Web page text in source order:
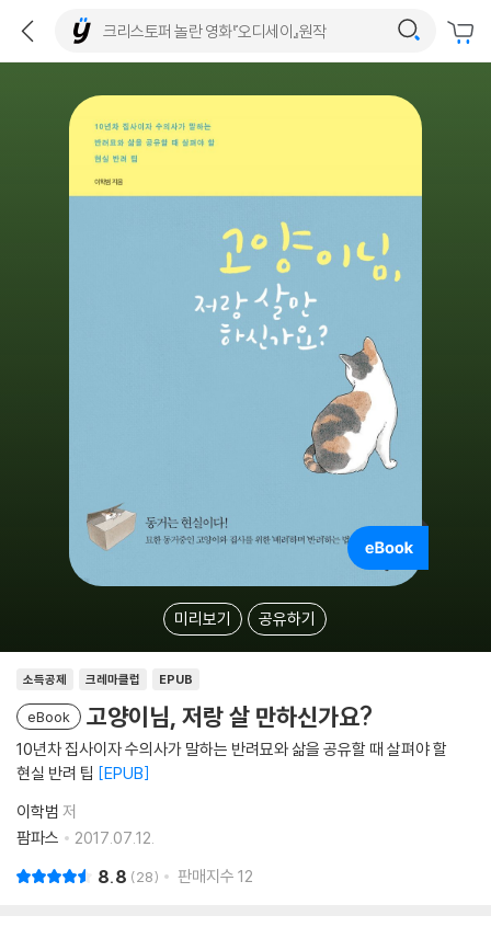
미리보기 공유하기
소득공제 크레마클럽 EPUB
eBook 고양이님, 저랑 살 만하신가요?
10년차 집사이자 수의사가 말하는 반려묘와 삶을 공유할 때 살펴야 할
현실 반려 팁 EPUB
이학범 저
팜파스
2017.07.12.
8.8 28 판매지수 12